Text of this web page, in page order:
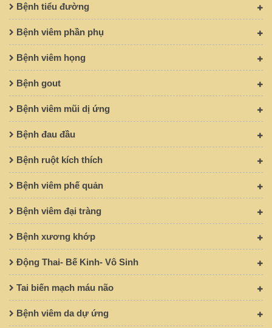
Bệnh tiểu đường
Bệnh viêm phần phụ
Bệnh viêm họng
Bệnh gout
Bệnh viêm mũi dị ứng
Bệnh đau đầu
Bệnh ruột kích thích
Bệnh viêm phế quản
Bệnh viêm đại tràng
Bệnh xương khớp
Động Thai- Bế Kinh- Vô Sinh
Tai biến mạch máu não
Bệnh viêm da dự ứng